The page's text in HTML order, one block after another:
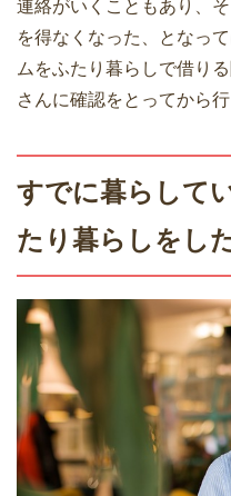
連絡がいくこともあり、
を得なくなった、となっ
ムをふたり暮らしで借り
さんに確認をとってから
すでに暮らして
たり暮らしをし